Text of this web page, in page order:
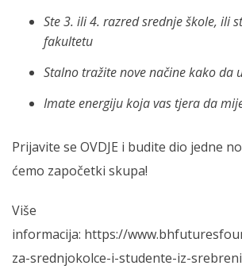
Ste 3. ili 4. razred srednje škole, ili
fakultetu
Stalno tražite nove načine kako da
Imate energiju koja vas tjera da
Prijavite se OVDJE i budite dio jedne
ćemo započetki skupa!
Više
informacija: https://
za-srednjokolce-i-studente-iz-